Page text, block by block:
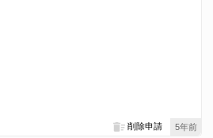
5年前
削除申請